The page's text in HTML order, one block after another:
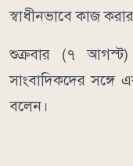
স্বাধীনভাবে কাজ
শুক্রবার (৭ আগস্ট)
সাংবাদিকদের
বলেন।